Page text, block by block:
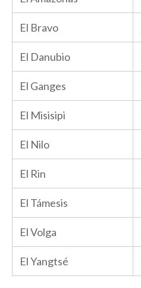
El Bravo
El Danubio
El Ganges
El Misisipi
El Nilo
El Rin
El Támesis
El Volga
El Yangtsé